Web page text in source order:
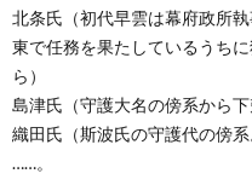
北条氏（初代早雲は幕府政所
東で任務を果たしているうち
ら）
島津氏（守護大名の傍系から下
織田氏（斯波氏の守護代の傍
……。